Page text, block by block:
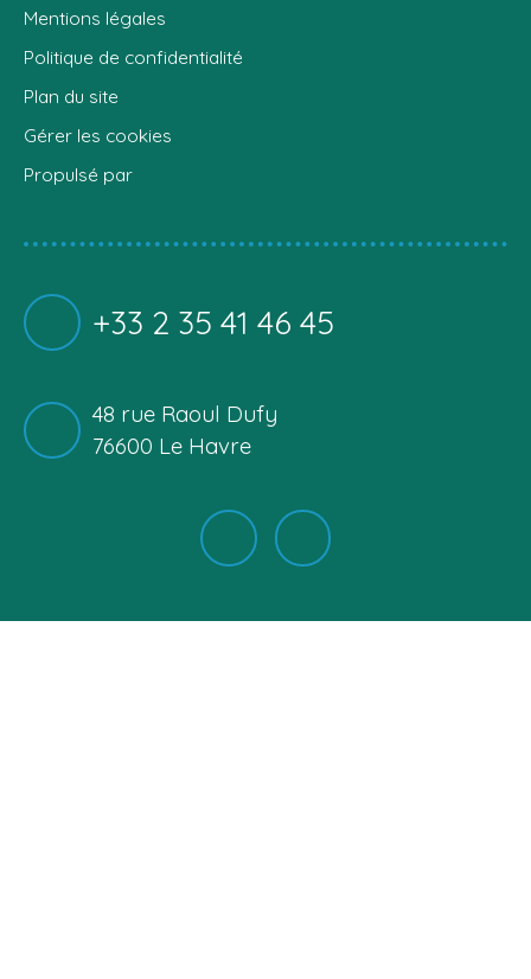
Mentions légales
Politique de confidentialité
Plan du site
Gérer les cookies
Propulsé par
+33 2 35 41 46 45
48 rue Raoul Dufy
76600 Le Havre